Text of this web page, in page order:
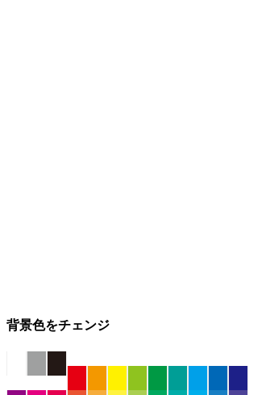
背景色をチェンジ